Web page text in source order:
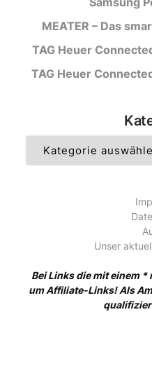
MEATER – Das
TAG Heuer
TAG Heuer
Unser
Bei Links die mit einem
um Affiliate-Links! Als